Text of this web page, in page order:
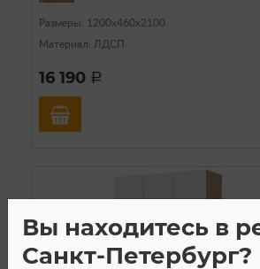
Размеры: 1200х460х2100
Материал: ЛДСП
16 190 a
Вы находитесь в
Санкт-Петербург?